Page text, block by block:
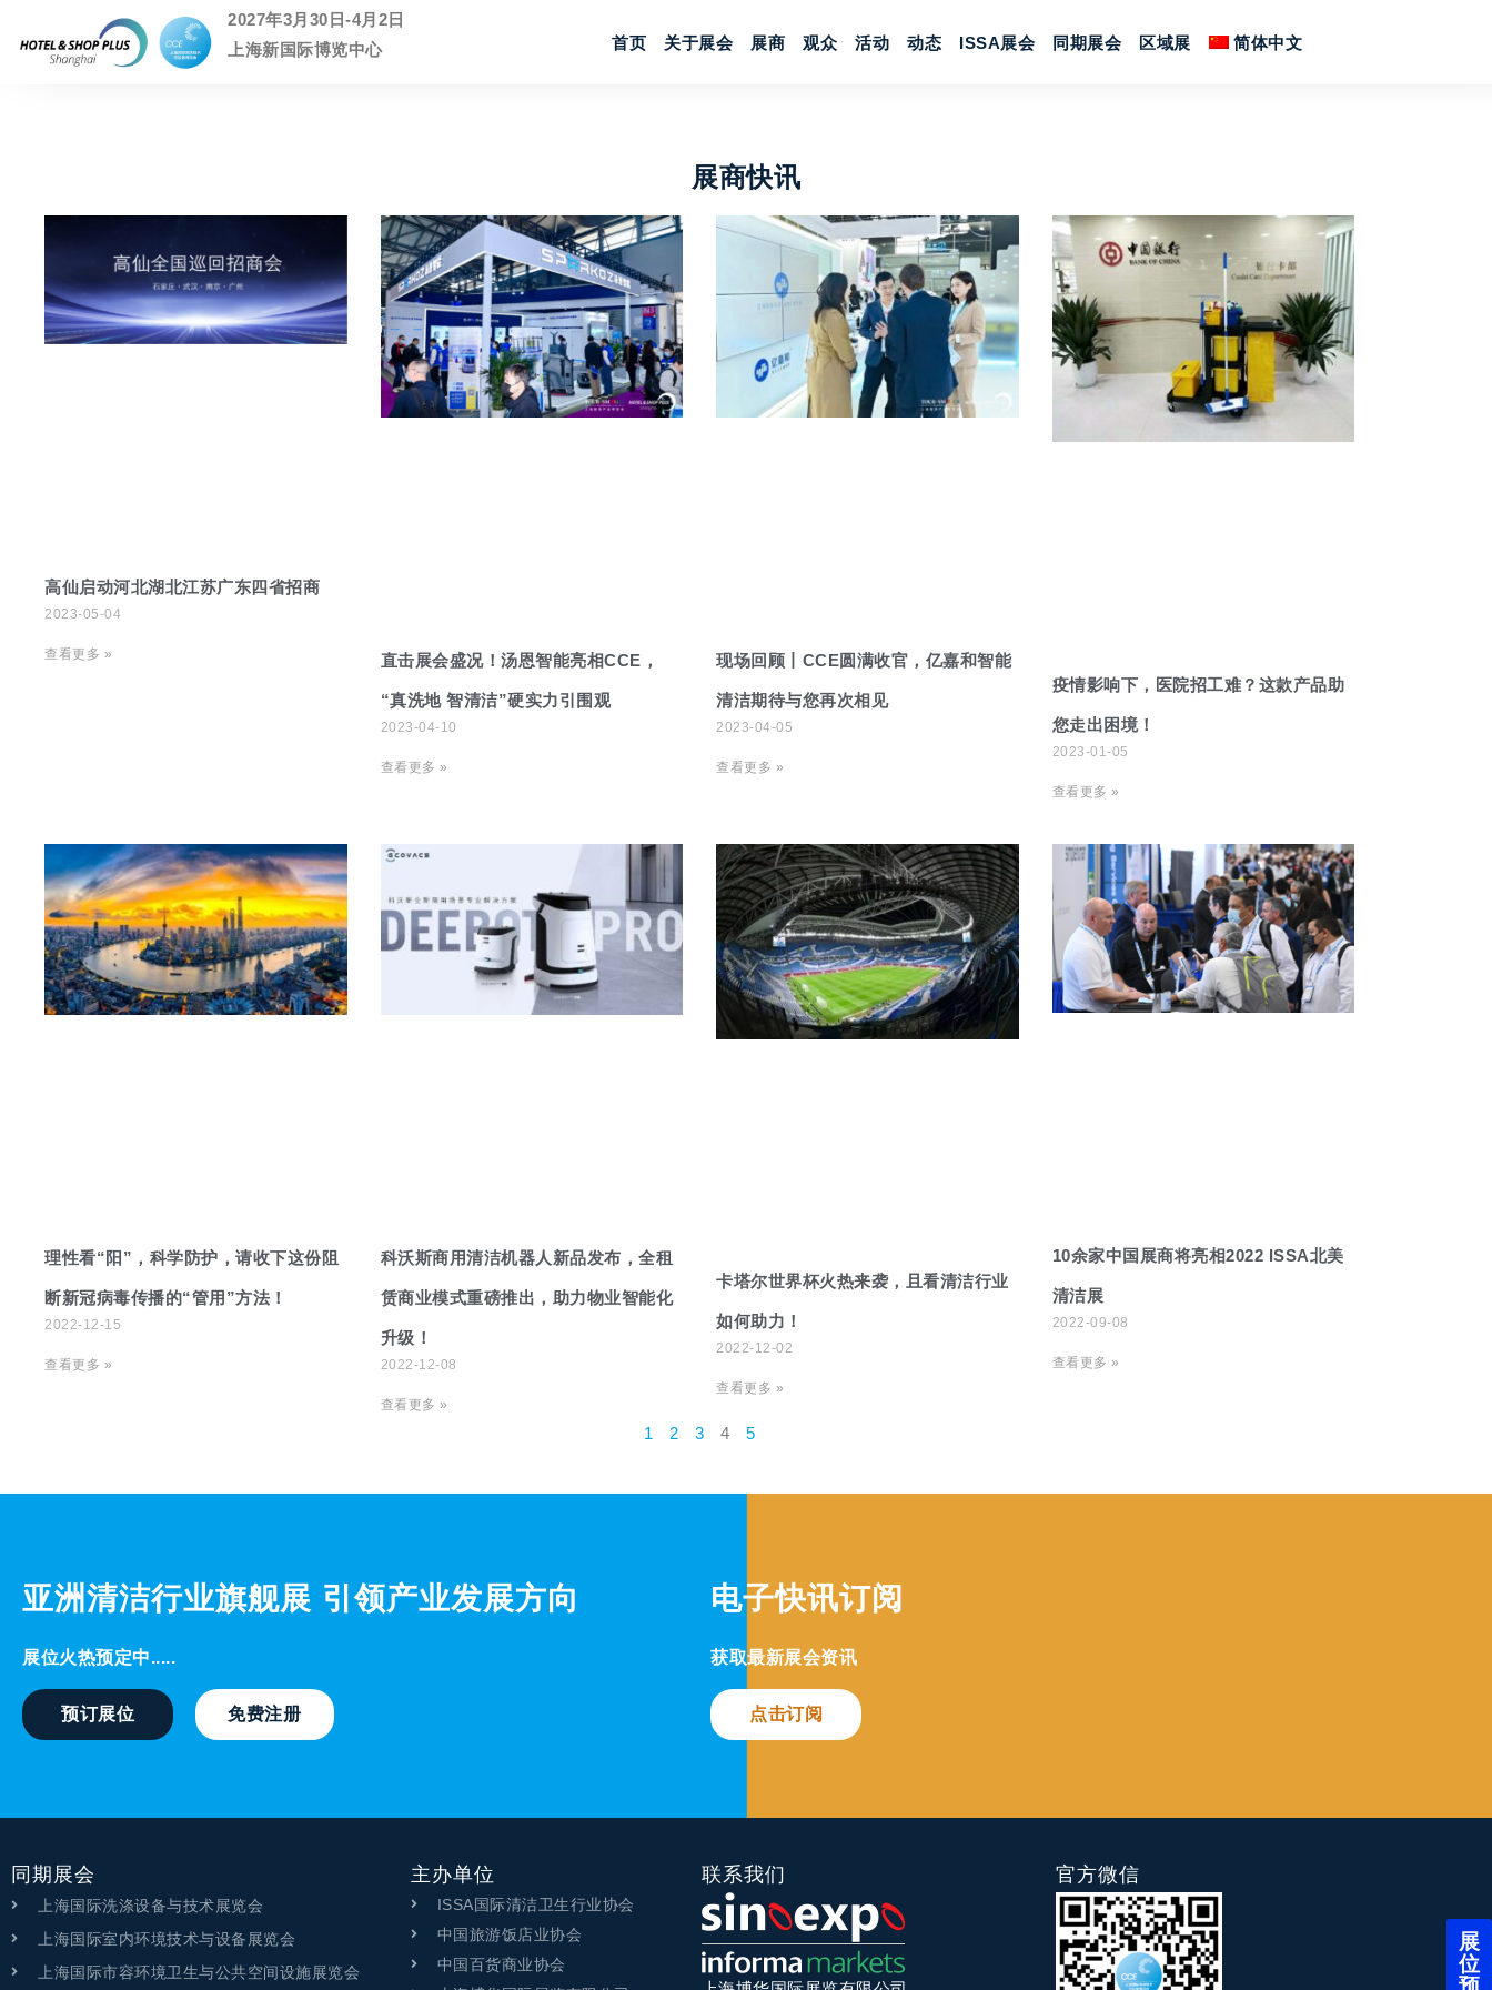
2027年3月30日-4月2日
上海新国际博览中心
首页 关于展会 展商 观众 活动 动态 ISSA展会 同期展会 区域展 简体中文
展商快讯
高仙启动河北湖北江苏广东四省招商
2023-05-04
查看更多 » 直击展会盛况！汤恩智能亮相CCE，
“真洗地 智清洁”硬实力引围观
2023-04-10
查看更多 »
现场回顾丨CCE圆满收官，亿嘉和智能
清洁期待与您再次相见
2023-04-05
查看更多 »
疫情影响下，医院招工难？这款产品助
您走出困境！
2023-01-05
查看更多 »
理性看“阳”，科学防护，请收下这份阻
断新冠病毒传播的“管用”方法！
2022-12-15
查看更多 »
科沃斯商用清洁机器人新品发布，全租
赁商业模式重磅推出，助力物业智能化
升级！
2022-12-08
查看更多 »
卡塔尔世界杯火热来袭，且看清洁行业
如何助力！
2022-12-02
查看更多 »
10余家中国展商将亮相2022 ISSA北美
清洁展
2022-09-08
查看更多 »
1 2 3 4 5
亚洲清洁行业旗舰展 引领产业发展方向
展位火热预定中.....
预订展位 免费注册
电子快讯订阅
获取最新展会资讯
点击订阅
同期展会
上海国际洗涤设备与技术展览会
上海国际室内环境技术与设备展览会
上海国际市容环境卫生与公共空间设施展览会
主办单位
ISSA国际清洁卫生行业协会
中国旅游饭店业协会
中国百货商业协会
联系我们 官方微信
展
位